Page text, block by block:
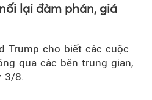
lại đàm phán, giá
Trump cho biết các cuộc
qua các bên trung gian,
3/8.